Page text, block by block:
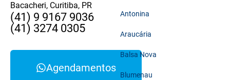
Bacacheri, Curitiba, PR
(41) 9 9167 9036
(41) 3274 0305
Agendamentos
Antonina
Araucária
Balsa Nova
Blumenau